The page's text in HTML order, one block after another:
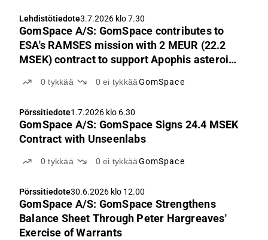
Lehdistötiedote3.7.2026 klo 7.30
GomSpace A/S: GomSpace contributes to
ESA's RAMSES mission with 2 MEUR (22.2
MSEK) contract to support Apophis asteroid
0tykkää 0ei tykkääGomSpace
Pörssitiedote1.7.2026 klo 6.30
GomSpace A/S: GomSpace Signs 24.4 MSEK
Contract with Unseenlabs
0tykkää 0ei tykkääGomSpace
Pörssitiedote30.6.2026 klo 12.00
GomSpace A/S: GomSpace Strengthens
Balance Sheet Through Peter Hargreaves'
Exercise of Warrants